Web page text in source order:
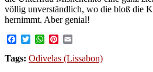
völlig unverständlich, wo die bloß die
hernimmt. Aber genial!
Facebook
TwitterWhatsApp
Pinterest
Tags: Odivelas (Lissabon)